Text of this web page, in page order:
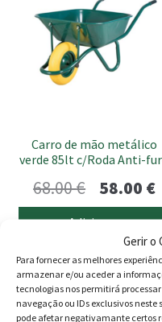
Gerir o
Para fornecer as melhores
armazenar e/ou aceder a
tecnologias nos permitirá
navegação ou IDs exclusivos
pode afetar negativamante certos
Carro de mão metálico
verde 85lt c/Roda Anti-
68.00€
O
preço
original
era:
68.00 €.
58.00 €O
Adicionar
Produtos